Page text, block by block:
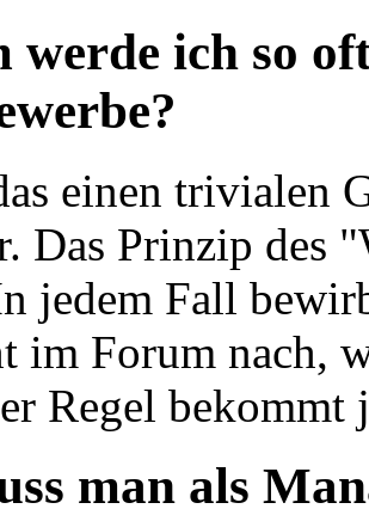
werde ich so
einen trivialen
Das Prinzip des
jedem Fall
im Forum nach,
Regel bekommt
man als